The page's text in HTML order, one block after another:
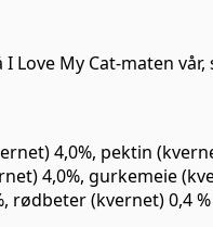
Love My Cat-maten vår,
4,0%, pektin
4,0%, gurkemeie
rødbeter (kvernet) 0,4 %